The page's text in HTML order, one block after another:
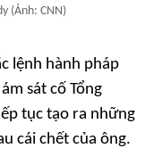
(Ảnh: CNN)
lệnh hành pháp
sát cố Tổng
tục tạo ra những
cái chết của ông.